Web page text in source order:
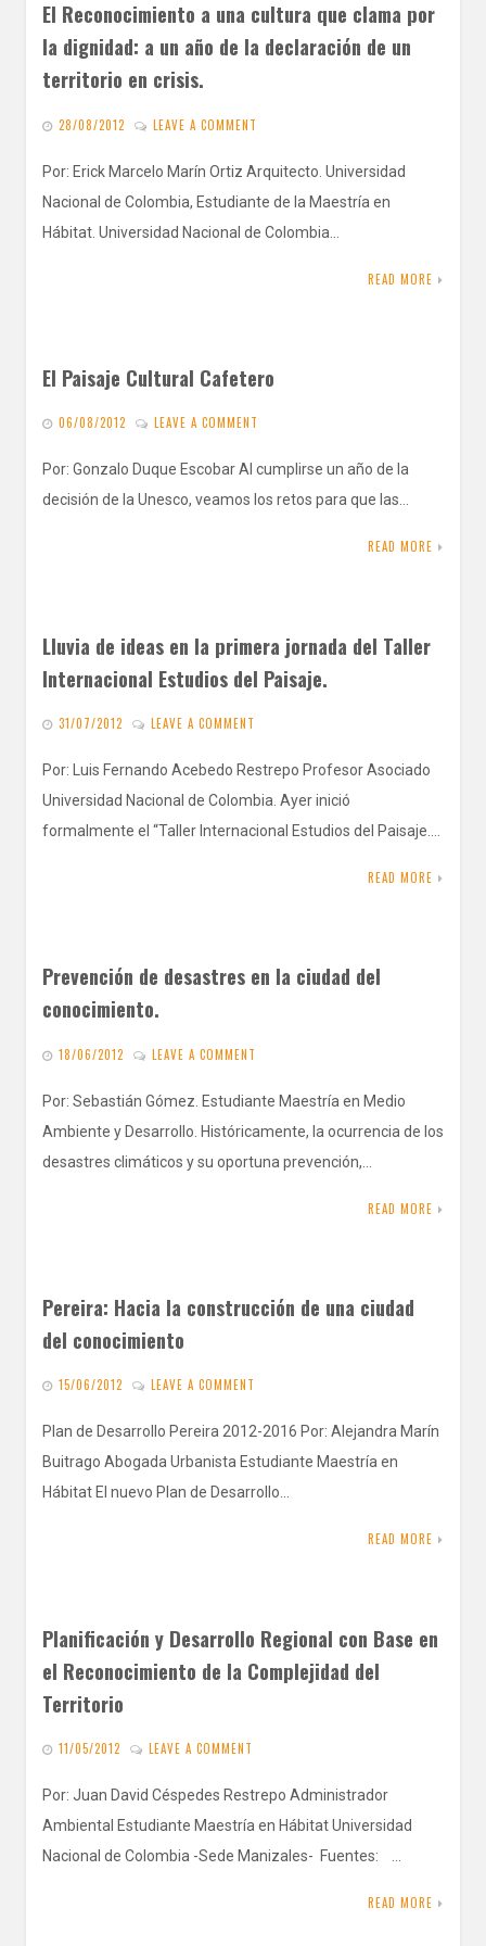
El Reconocimiento a una cultura que clama por
la dignidad: a un año de la declaración de un
territorio en crisis.
28/08/2012 LEAVE A COMMENT
Por: Erick Marcelo Marín Ortiz Arquitecto. Universidad
Nacional de Colombia, Estudiante de la Maestría en
Hábitat. Universidad Nacional de Colombia…
READ MORE
El Paisaje Cultural Cafetero
06/08/2012 LEAVE A COMMENT
Por: Gonzalo Duque Escobar Al cumplirse un año de la
decisión de la Unesco, veamos los retos para que las…
READ MORE
Lluvia de ideas en la primera jornada del Taller
Internacional Estudios del Paisaje.
31/07/2012 LEAVE A COMMENT
Por: Luis Fernando Acebedo Restrepo Profesor Asociado
Universidad Nacional de Colombia. Ayer inició
formalmente el “Taller Internacional Estudios del Paisaje.…
READ MORE
Prevención de desastres en la ciudad del
conocimiento.
18/06/2012 LEAVE A COMMENT
Por: Sebastián Gómez. Estudiante Maestría en Medio
Ambiente y Desarrollo. Históricamente, la ocurrencia de los
desastres climáticos y su oportuna prevención,…
READ MORE
Pereira: Hacia la construcción de una ciudad
del conocimiento
15/06/2012 LEAVE A COMMENT
Plan de Desarrollo Pereira 2012-2016 Por: Alejandra Marín
Buitrago Abogada Urbanista Estudiante Maestría en
Hábitat El nuevo Plan de Desarrollo…
READ MORE
Planificación y Desarrollo Regional con Base en
el Reconocimiento de la Complejidad del
Territorio
11/05/2012 LEAVE A COMMENT
Por: Juan David Céspedes Restrepo Administrador
Ambiental Estudiante Maestría en Hábitat Universidad
Nacional de Colombia -Sede Manizales- Fuentes: …
READ MORE